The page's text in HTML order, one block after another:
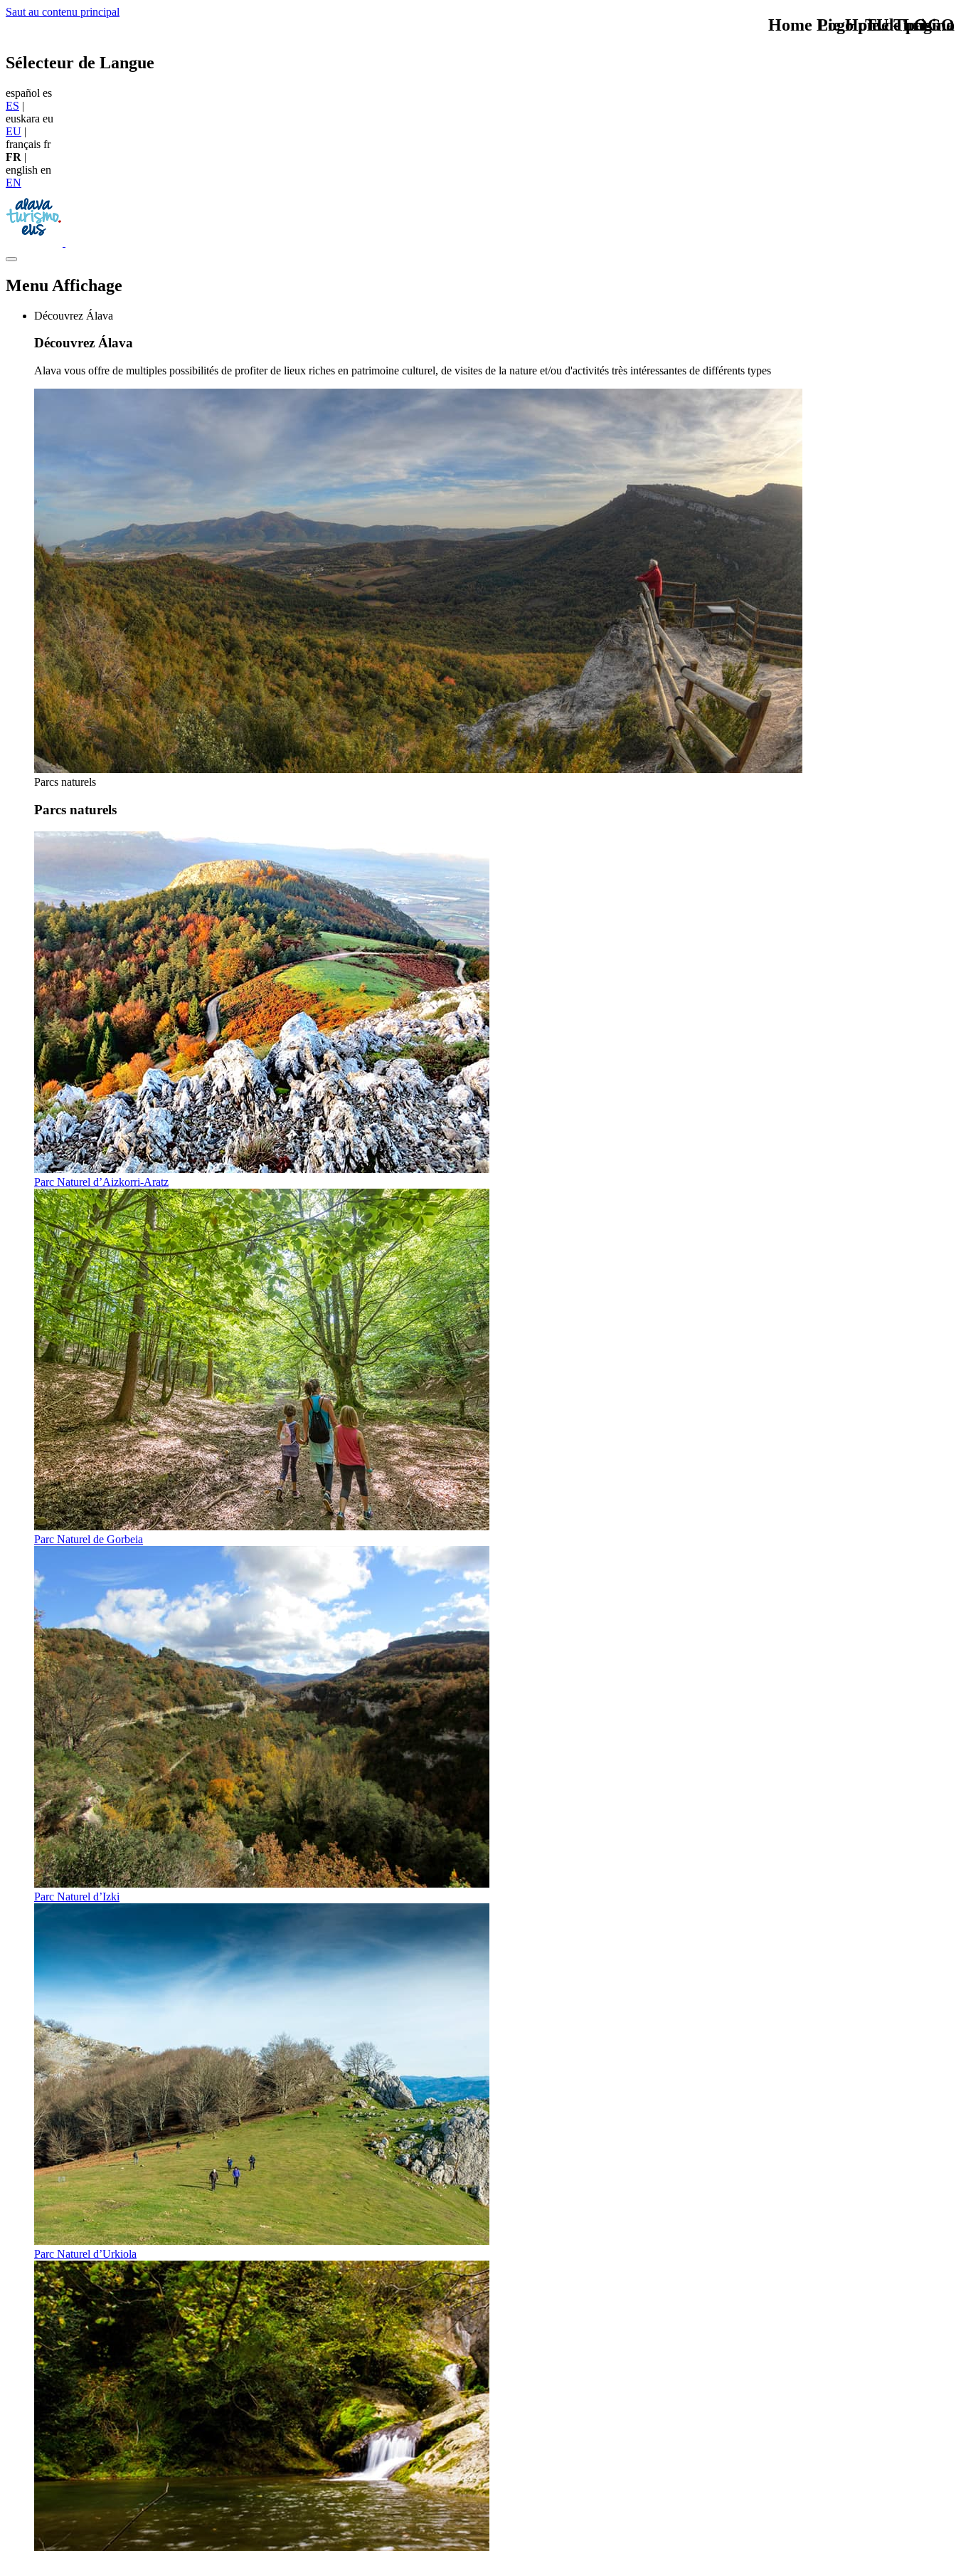
Saut au contenu principal
TU - LOGO
Sélecteur de Langue
español es
ES |
euskara eu
EU |
français fr
FR |
english en
EN
Menu Affichage
Découvrez Álava
Découvrez Álava
Alava vous offre de multiples possibilités de profiter de lieux riches en patrimoine culturel, de visites de la nature et/ou d'activités très intéressantes de différents types
Parcs naturels
Parcs naturels
Parc Naturel d’Aizkorri-Aratz
Parc Naturel de Gorbeia
Parc Naturel d’Izki
Parc Naturel d’Urkiola
Home Logo pie de página
Pie Home Turismo